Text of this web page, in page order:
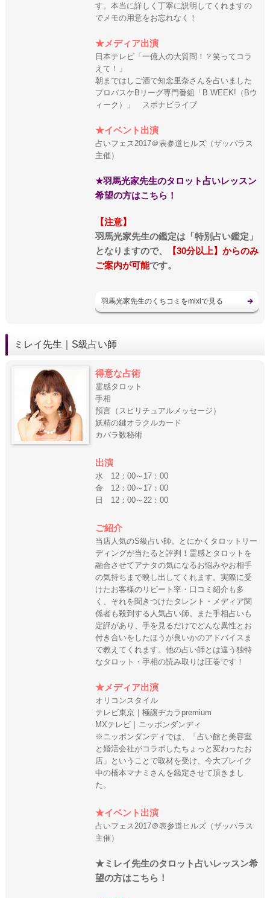
す。本当に詳しく丁寧に説明してくれますの
でメモの用意をお忘れなく！
★メディア出演
日本テレビ「一億人の大質問！？笑ってコラ
えて！」
朝まではしご酒で知念里奈さんを占いました
プロバスケBリーグ専門番組「B.WEEK!（Bウ
ィーク）」 スポナビライブ
★イベント出演
占いフェス2017＠表参道ヒルズ（ザッパラス
主催）
★羽馬光家先生のタロット占いレッスン
希望の方はこちら！
【注意】
羽馬光家先生の鑑定は「特別占い鑑定」
となりますので、
【30分以上】からのみ
ご案内が可能です。
羽馬光家先生のくちコミをmixiで見る
ミレイ先生｜S級占い師
得意な占術
霊感タロット
手相
預言（スピリチュアルメッセージ）
妖精の鍵オラクルカード
カバラ数秘術
出演
水 12：00～17：00
金 12：00～17：00
日 12：00～22：00
ご紹介
当店人気のS級占い師。とにかくタロットリー
ディングが当たると評判！霊感とタロットを
融合させてアナタの気になるお悩みやお相手
の気持ちまで映し出してくれます。実際に受
けたお客様のリピート率・口コミ紹介も多
く、それを聞きつけたタレント・メディア関
係者も殺到する人気占い師。また手相占いも
定評があり、手を見るだけでどんな異性とお
付き合いをしたほうが良いかのアドバイスま
で教えてくれます。他の占い師とは違う独特
なタロット・手相の読み取りは圧巻です！
★メディア出演
オリコンスタイル
テレビ東京｜極譲ヂカラpremium
MXテレビ｜ニッポンダンディ
※ニッポンダンディでは、「占い館と美容室
と婚活会社がコラボしたちょっと変わったお
店」ということで取材を受け、今大ブレイク
中の橋本マナミさんを鑑定させて頂きまし
た。
★イベント出演
占いフェス2017＠表参道ヒルズ（ザッパラス
主催）
★ミレイ先生のタロット占いレッスン希
望の方はこちら！